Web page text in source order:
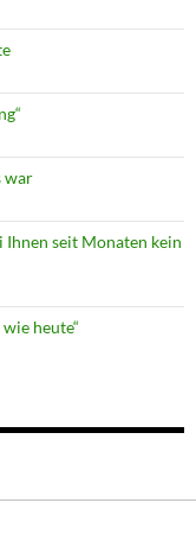
war
Ihnen seit Monaten kein
heute“